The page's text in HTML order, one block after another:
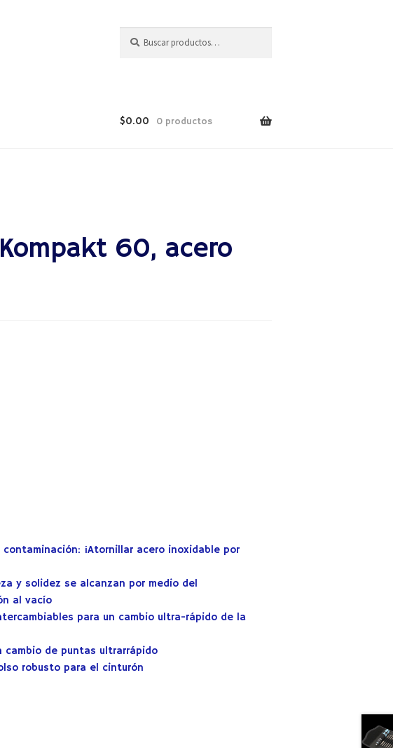
$0.00 0 productos
60, acero
¡Atornillar acero inoxidable por
y solidez se alcanzan por medio del
al vacío
para un cambio ultra-rápido de la
cambio de puntas ultrarrápido
robusto para el cinturón